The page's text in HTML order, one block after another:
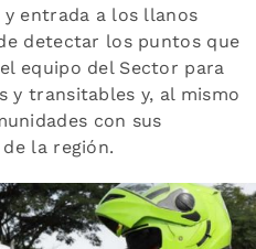
entrada a los llanos
detectar los puntos que
equipo del Sector para
y transitables y, al mismo
con sus
la región.